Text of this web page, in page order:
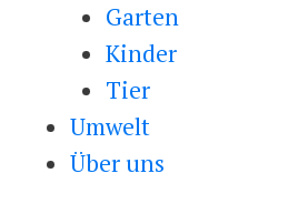
Garten
Kinder
Tier
Umwelt
Über uns